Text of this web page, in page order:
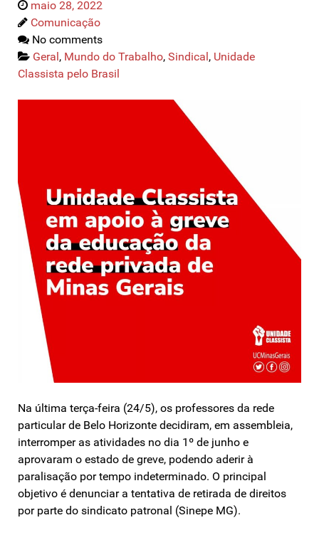
maio 28, 2022
Comunicação
No comments
Geral, Mundo do Trabalho, Sindical, Unidade
Classista pelo Brasil
Na última terça-feira (24/5), os professores da rede
particular de Belo Horizonte decidiram, em assembleia,
interromper as atividades no dia 1º de junho e
aprovaram o estado de greve, podendo aderir à
paralisação por tempo indeterminado. O principal
objetivo é denunciar a tentativa de retirada de direitos
por parte do sindicato patronal (Sinepe MG).